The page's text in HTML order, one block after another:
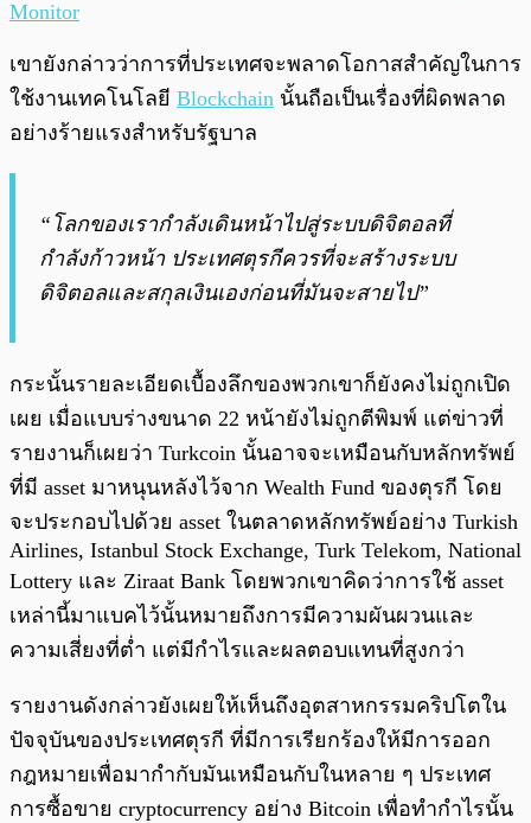
Monitor
เขายังกล่าวว่าการที่ประเทศจะพลาดโอกาสสำคัญในการ
ใช้งานเทคโนโลยี Blockchain นั้นถือเป็นเรื่องที่ผิดพลาด
อย่างร้ายแรงสำหรับรัฐบาล
“โลกของเรากำลังเดินหน้าไปสู่ระบบดิจิตอลที่
กำลังก้าวหน้า ประเทศตุรกีควรที่จะสร้างระบบ
ดิจิตอลและสกุลเงินเองก่อนที่มันจะสายไป”
กระนั้นรายละเอียดเบื้องลึกของพวกเขาก็ยังคงไม่ถูกเปิด
เผย เมื่อแบบร่างขนาด 22 หน้ายังไม่ถูกตีพิมพ์ แต่ข่าวที่
รายงานก็เผยว่า Turkcoin นั้นอาจจะเหมือนกับหลักทรัพย์
ที่มี asset มาหนุนหลังไว้จาก Wealth Fund ของตุรกี โดย
จะประกอบไปด้วย asset ในตลาดหลักทรัพย์อย่าง Turkish
Airlines, Istanbul Stock Exchange, Turk Telekom, National
Lottery และ Ziraat Bank โดยพวกเขาคิดว่าการใช้ asset
เหล่านี้มาแบคไว้นั้นหมายถึงการมีความผันผวนและ
ความเสี่ยงที่ต่ำ แต่มีกำไรและผลตอบแทนที่สูงกว่า
รายงานดังกล่าวยังเผยให้เห็นถึงอุตสาหกรรมคริปโตใน
ปัจจุบันของประเทศตุรกี ที่มีการเรียกร้องให้มีการออก
กฎหมายเพื่อมากำกับมันเหมือนกับในหลาย ๆ ประเทศ
การซื้อขาย cryptocurrency อย่าง Bitcoin เพื่อทำกำไรนั้น